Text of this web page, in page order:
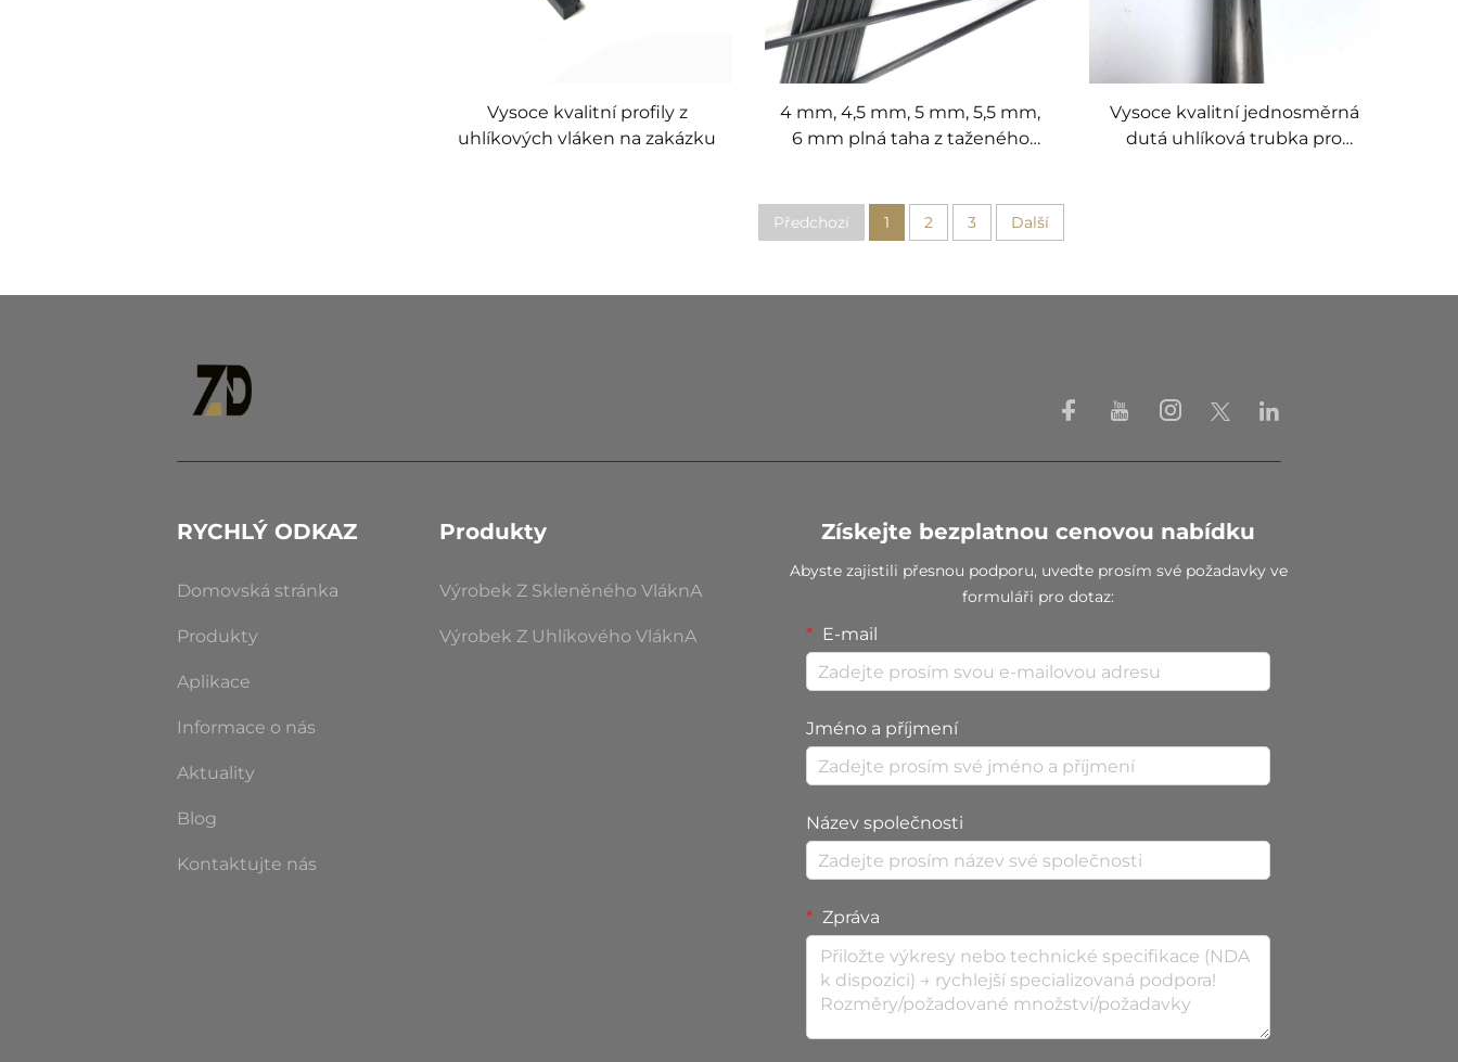
Vysoce kvalitní profily z
uhlíkových vláken na zakázku
4 mm, 4,5 mm, 5 mm, 5,5 mm,
6 mm plná taha z taženého
Vysoce kvalitní jednosměrná
dutá uhlíková trubka pro
Předchozí 1 2 3 Další
RYCHLÝ ODKAZ
Domovská stránka
Produkty
Aplikace
Informace o nás
Aktuality
Blog
Kontaktujte nás
Produkty
Výrobek Z Skleněného VláknA
Výrobek Z Uhlíkového VláknA
Získejte bezplatnou cenovou nabídku
Abyste zajistili přesnou podporu, uveďte prosím své požadavky ve
formuláři pro dotaz:
E-mail
Jméno a příjmení
Název společnosti
Zpráva